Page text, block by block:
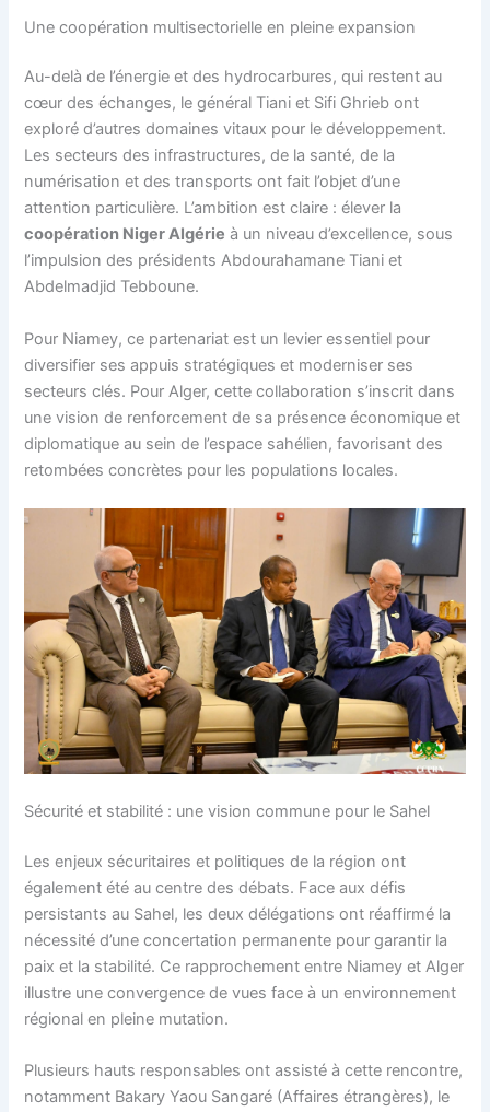
Une coopération multisectorielle en pleine expansion
Au-delà de l’énergie et des hydrocarbures, qui restent au
cœur des échanges, le général Tiani et Sifi Ghrieb ont
exploré d’autres domaines vitaux pour le développement.
Les secteurs des infrastructures, de la santé, de la
numérisation et des transports ont fait l’objet d’une
attention particulière. L’ambition est claire : élever la
coopération Niger Algérie à un niveau d’excellence, sous
l’impulsion des présidents Abdourahamane Tiani et
Abdelmadjid Tebboune.
Pour Niamey, ce partenariat est un levier essentiel pour
diversifier ses appuis stratégiques et moderniser ses
secteurs clés. Pour Alger, cette collaboration s’inscrit dans
une vision de renforcement de sa présence économique et
diplomatique au sein de l’espace sahélien, favorisant des
retombées concrètes pour les populations locales.
Sécurité et stabilité : une vision commune pour le Sahel
Les enjeux sécuritaires et politiques de la région ont
également été au centre des débats. Face aux défis
persistants au Sahel, les deux délégations ont réaffirmé la
nécessité d’une concertation permanente pour garantir la
paix et la stabilité. Ce rapprochement entre Niamey et Alger
illustre une convergence de vues face à un environnement
régional en pleine mutation.
Plusieurs hauts responsables ont assisté à cette rencontre,
notamment Bakary Yaou Sangaré (Affaires étrangères), le